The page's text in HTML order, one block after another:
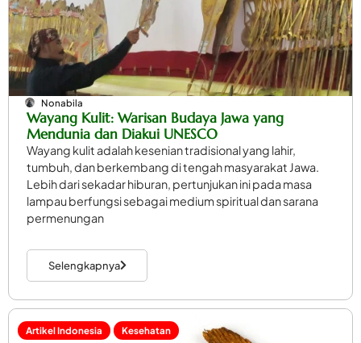
Nonabila
Wayang Kulit: Warisan Budaya Jawa yang
Mendunia dan Diakui UNESCO
Wayang kulit adalah kesenian tradisional yang lahir,
tumbuh, dan berkembang di tengah masyarakat Jawa.
Lebih dari sekadar hiburan, pertunjukan ini pada masa
lampau berfungsi sebagai medium spiritual dan sarana
permenungan
Selengkapnya
Artikel Indonesia Kesehatan